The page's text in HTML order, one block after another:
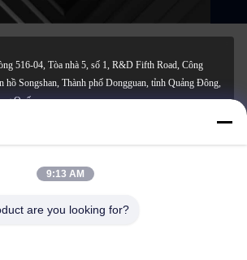
516-04, Tòa nhà 5, số 1, R&D Fifth Road, Công
hồ Songshan, Thành phố Dongguan, tỉnh Quảng Đông,
Quốc
9:13 AM
are you looking for?